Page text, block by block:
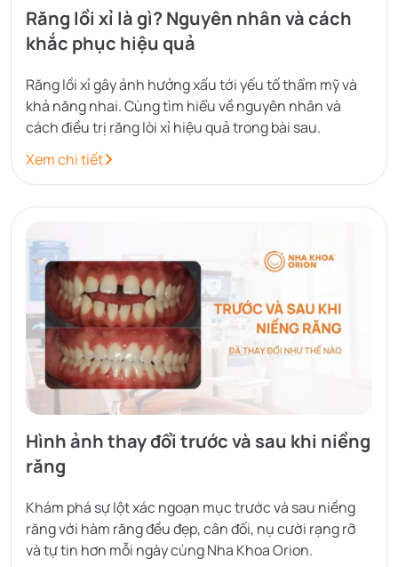
Răng lồi xỉ là gì? Nguyên nhân và cách
khắc phục hiệu quả
Răng lồi xỉ gây ảnh hưởng xấu tới yếu tố thẩm mỹ và
khả năng nhai. Cùng tìm hiểu về nguyên nhân và
cách điều trị răng lòi xỉ hiệu quả trong bài sau.
Xem chi tiết
Hình ảnh thay đổi trước và sau khi niềng
răng
Khám phá sự lột xác ngoạn mục trước và sau niềng
răng với hàm răng đều đẹp, cân đối, nụ cười rạng rỡ
và tự tin hơn mỗi ngày cùng Nha Khoa Orion.